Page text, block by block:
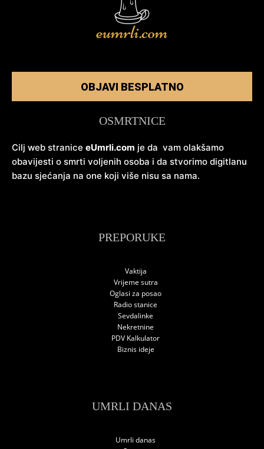
OBJAVI BESPLATNO
OSMRTNICE
Cilj web stranice eUmrli.com je da vam olakšamo
obavijesti o smrti voljenih osoba i da stvorimo digitlanu
bazu sjećanja na one koji više nisu sa nama.
PREPORUKE
Vaktija
Vrijeme sutra
Oglasi za posao
Radio stanice
Sevdalinke
Nekretnine
PDV Kalkulator
Biznis ideje
UMRLI DANAS
Umrli danas